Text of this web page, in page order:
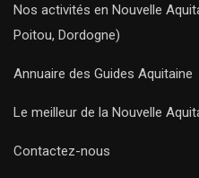
Nos activités en Nouvelle
Poitou, Dordogne)
Annuaire des Guides Aquitaine
Le meilleur de la Nouvelle
Contactez-nous